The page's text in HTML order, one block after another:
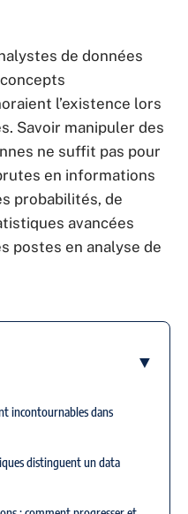
de données
l’existence lors
Savoir manipuler des
ne suffit pas pour
en informations
probabilités, de
avancées
postes en analyse de
incontournables dans
distinguent un data